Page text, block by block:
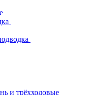
и трёхходовые